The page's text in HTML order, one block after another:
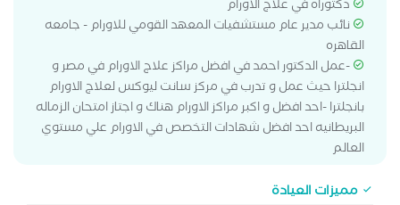
دكتوراه في علاج الاورام
نائب مدير عام مستشفيات المعهد القومي للاورام - جامعه
القاهره
-عمل الدكتور احمد في افضل مراكز علاج الاورام في مصر و
انجلترا حيث عمل و تدرب في مركز سانت ليوكس لعلاج الاورام
بانجلترا -احد افضل و اكبر مراكز الاورام هناك و اجتاز امتحان الزماله
البريطانيه احد افضل شهادات التخصص في الاورام علي مستوي
العالم
مميزات العيادة